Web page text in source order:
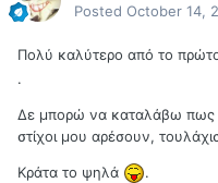
Posted October 14,
Πολύ καλύτερο από το
.
Δε μπορώ να καταλάβω πως
στίχοι μου αρέσουν,
Κράτα το ψηλά .